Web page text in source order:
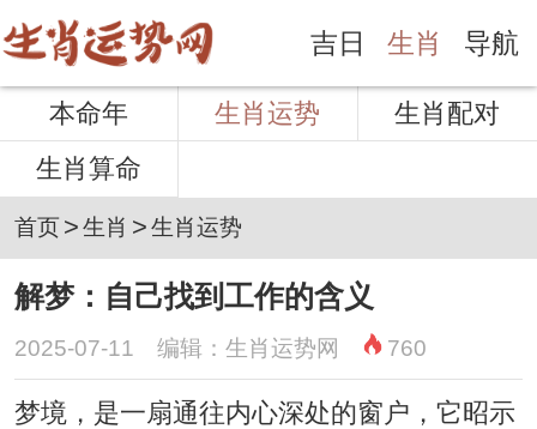
吉日 生肖 导航
本命年 生肖运势
生肖配对
生肖算命
首页>生肖 >生肖运势
解梦：自己找到工作的含义
2025-07-11 编辑：生肖运势网 760
梦境，是一扇通往内心深处的窗户，它昭示